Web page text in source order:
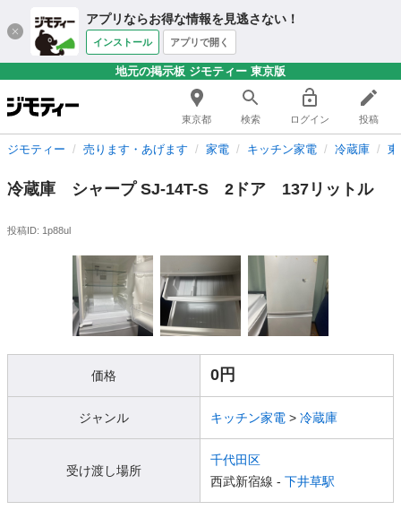
アプリならお得な情報を見逃さない！
インストール アプリで開く
地元の掲示板 ジモティー 東京版
東京都 検索 ログイン 投稿
ジモティー 売ります・あげます 家電 キッチン家電 冷蔵庫
冷蔵庫 シャープ SJ-14T-S 2ドア 137リットル
投稿ID: 1p88ul
価格 0円
ジャンル キッチン家電 > 冷蔵庫
受け渡し場所
千代田区
西武新宿線 - 下井草駅